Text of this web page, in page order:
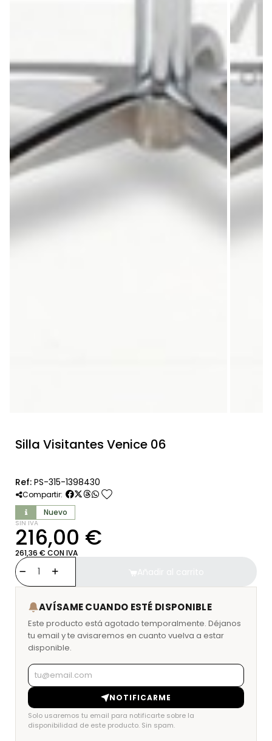
Silla Visitantes Venice 06
Ref: PS-315-1398430
Compartir: favorite
Nuevo
SIN IVA
216,00 €
261,36 € CON IVA
AVÍSAME CUANDO ESTÉ DISPONIBLE
Este producto está agotado temporalmente. Déjanos
tu email y te avisaremos en cuanto vuelva a estar
disponible.
NOTIFICARME
Solo usaremos tu email para notificarte sobre la
disponibilidad de este producto. Sin spam.